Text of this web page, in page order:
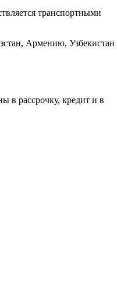
транспортными
Армению, Узбекистан
в рассрочку, кредит и в